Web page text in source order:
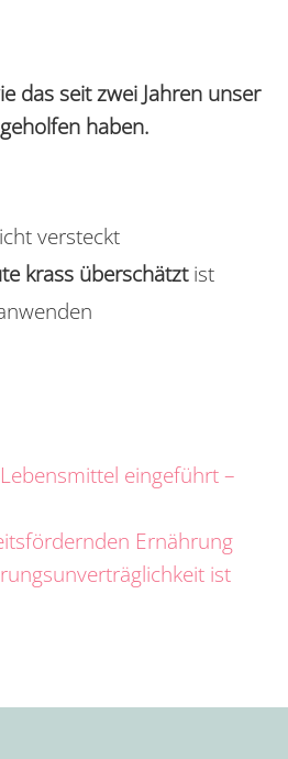
das seit zwei Jahren unser
haben.
versteckt
krass überschätzt ist
eingeführt –
Ernährung
ist